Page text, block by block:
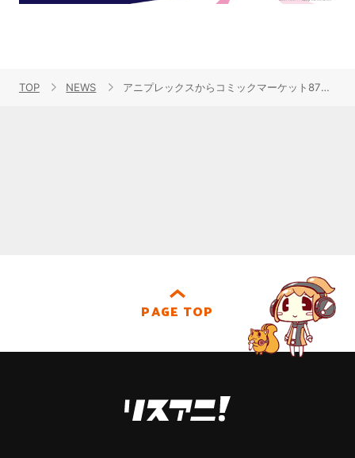
TOP NEWS アニプレックスからコミックマーケット87の物販情報が到着！
PAGE TOP